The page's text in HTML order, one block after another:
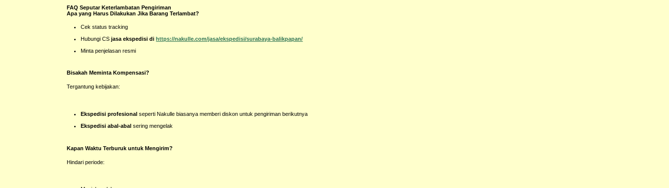
FAQ Seputar Keterlambatan Pengiriman
Apa yang Harus Dilakukan Jika Barang Terlambat?
Cek status tracking
Hubungi CSjasa ekspedisi dihttps://nakulle.com/jasa/ekspedisi/surabaya-balikpapan/
Minta penjelasan resmi
Bisakah Meminta Kompensasi?
Tergantung kebijakan:
Ekspedisi profesional seperti Nakulle biasanya memberi diskon untuk pengiriman berikutnya
Ekspedisi abal-abal sering mengelak
Kapan Waktu Terburuk untuk Mengirim?
Hindari periode: